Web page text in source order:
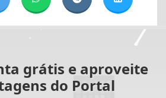
grátis e aproveite
do Portal